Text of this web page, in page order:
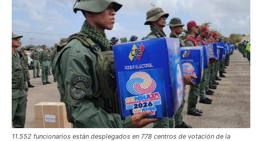
11.552 funcionarios están desplegados en 778 centros de votación de la